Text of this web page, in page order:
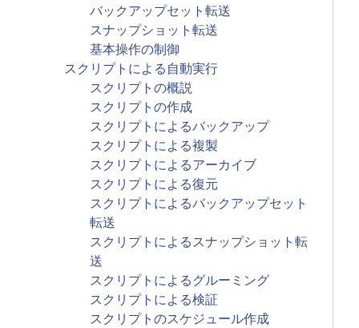
バックアップセット転送
スナップショット転送
基本操作の制御
スクリプトによる自動実行
スクリプトの概説
スクリプトの作成
スクリプトによるバックアップ
スクリプトによる複製
スクリプトによるアーカイブ
スクリプトによる復元
スクリプトによるバックアップセット
転送
スクリプトによるスナップショット転
送
スクリプトによるグルーミング
スクリプトによる検証
スクリプトのスケジュール作成